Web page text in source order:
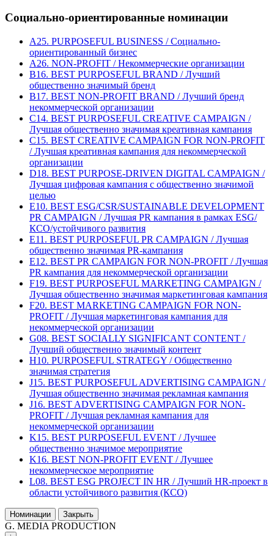
Социально-ориентированные номинации
A25. PURPOSEFUL BUSINESS / Социально-
ориентированный бизнес
A26. NON-PROFIT / Некоммерческие организации
B16. BEST PURPOSEFUL BRAND / Лучший
общественно значимый бренд
B17. BEST NON-PROFIT BRAND / Лучший бренд
некоммерческой организации
C14. BEST PURPOSEFUL CREATIVE CAMPAIGN /
Лучшая общественно значимая креативная кампания
C15. BEST CREATIVE CAMPAIGN FOR NON-PROFIT
/ Лучшая креативная кампания для некоммерческой
организации
D18. BEST PURPOSE-DRIVEN DIGITAL CAMPAIGN /
Лучшая цифровая кампания с общественно значимой
целью
E10. BEST ESG/CSR/SUSTAINABLE DEVELOPMENT
PR CAMPAIGN / Лучшая PR кампания в рамках ESG/
КСО/устойчивого развития
E11. BEST PURPOSEFUL PR CAMPAIGN / Лучшая
общественно значимая PR-кампания
E12. BEST PR CAMPAIGN FOR NON-PROFIT / Лучшая
PR кампания для некоммерческой организации
F19. BEST PURPOSEFUL MARKETING CAMPAIGN /
Лучшая общественно значимая маркетинговая кампания
F20. BEST MARKETING CAMPAIGN FOR NON-
PROFIT / Лучшая маркетинговая кампания для
некоммерческой организации
G08. BEST SOCIALLY SIGNIFICANT CONTENT /
Лучший общественно значимый контент
H10. PURPOSEFUL STRATEGY / Общественно
значимая стратегия
J15. BEST PURPOSEFUL ADVERTISING CAMPAIGN /
Лучшая общественно значимая рекламная кампания
J16. BEST ADVERTISING CAMPAIGN FOR NON-
PROFIT / Лучшая рекламная кампания для
некоммерческой организации
K15. BEST PURPOSEFUL EVENT / Лучшее
общественно значимое мероприятие
K16. BEST NON-PROFIT EVENT / Лучшее
некоммерческое мероприятие
L08. BEST ESG PROJECT IN HR / Лучший HR-проект в
области устойчивого развития (КСО)
Номинации Закрыть
G. MEDIA PRODUCTION